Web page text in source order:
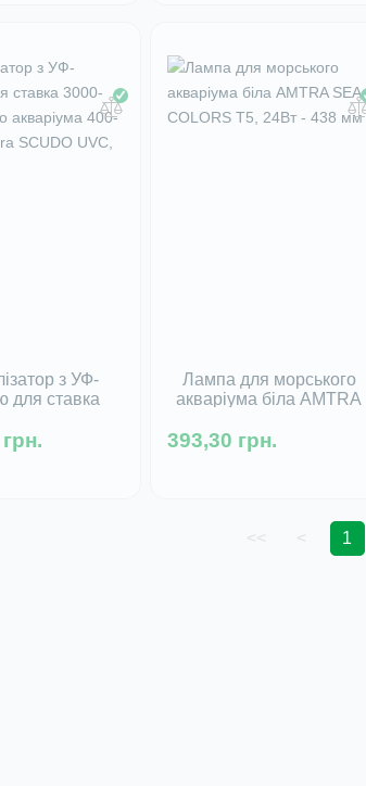
з УФ-
для ставка
400-1200 л
UVC, 18Вт
Лампа для морського
акваріума біла AMTRA
438 мм
393,30 грн.
<< < 1